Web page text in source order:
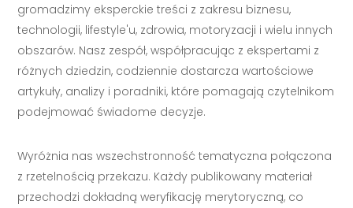
gromadzimy eksperckie treści z zakresu biznesu,
technologii, lifestyle'u, zdrowia, motoryzacji i wielu innych
obszarów. Nasz zespół, współpracując z ekspertami z
różnych dziedzin, codziennie dostarcza wartościowe
artykuły, analizy i poradniki, które pomagają czytelnikom
podejmować świadome decyzje.
Wyróżnia nas wszechstronność tematyczna połączona
z rzetelnością przekazu. Każdy publikowany materiał
przechodzi dokładną weryfikację merytoryczną, co